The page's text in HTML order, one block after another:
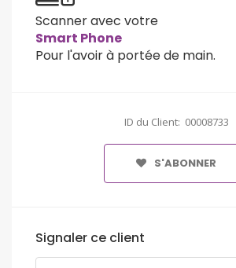
Scanner avec votre
Smart Phone
Pour l'avoir à portée de main.
ID du Client: 00008733
S'ABONNER
Signaler ce client